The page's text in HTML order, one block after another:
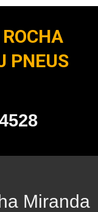
PNEUS
Miranda